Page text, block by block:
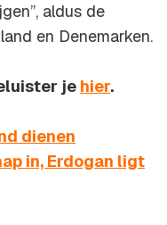
aldus de
en Denemarken.
je hier.
dienen
in, Erdogan ligt